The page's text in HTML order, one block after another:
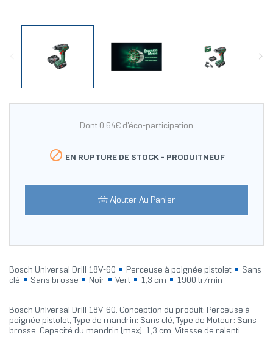
Dont 0.64€ d'éco-participation
 EN RUPTURE DE STOCK - PRODUITNEUF
Ajouter Au Panier
Bosch Universal Drill 18V-60 Perceuse à poignée pistolet
Sans
clé
Sans brosse Noir Vert 1,3 cm 1900 tr/min
Bosch Universal Drill 18V-60. Conception du produit: Perceuse à
poignée pistolet, Type de mandrin: Sans clé, Type de Moteur: Sans
brosse. Capacité du mandrin (max): 1,3 cm, Vitesse de ralenti